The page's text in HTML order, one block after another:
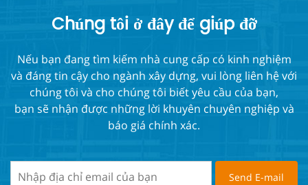
Chúng tôi ở đây để giúp đỡ
Nếu bạn đang tìm kiếm nhà cung cấp có kinh nghiệm
và đáng tin cậy cho ngành xây dựng, vui lòng liên hệ với
chúng tôi và cho chúng tôi biết yêu cầu của bạn,
bạn sẽ nhận được những lời khuyên chuyên nghiệp và
báo giá chính xác.